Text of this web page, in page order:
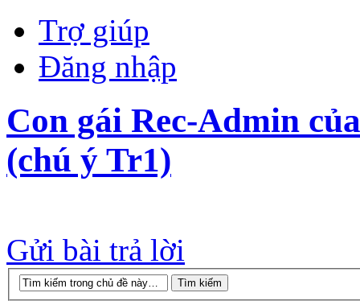
Trợ giúp
Đăng nhập
Con gái Rec-Admin
(chú ý Tr1)
Gửi bài trả lời